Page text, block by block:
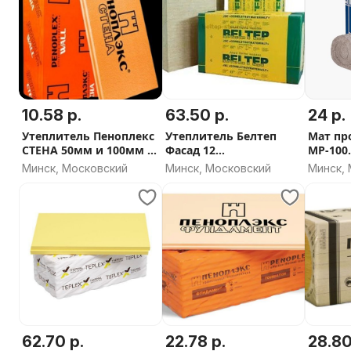
10.58 р.
Утеплитель Пеноплекс
СТЕНА 50мм и 100мм -
СКИДКА ОТ ОБЬЕМА
Минск, Московский
63.50 р.
Утеплитель Белтеп
Фасад 12
1000х600х150мм 135кг/
Минск, Московский
24 р.
Мат
МР-100
Минск,
62.70 р. 22.78 р.